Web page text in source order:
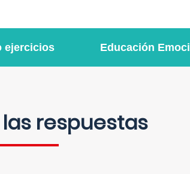
ejercicios Educación
respuestas